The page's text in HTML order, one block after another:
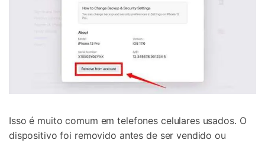
Isso é muito comum em telefones celulares usados. O
dispositivo foi removido antes de ser vendido ou